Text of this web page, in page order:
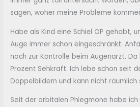
sagen, woher meine Probleme
Habe als Kind eine Schiel OP gehabt,
Auge immer schon eingeschränkt.
noch zur Kontrolle beim Augenarzt.
Prozent Sehkraft. Ich lebe schon seit
Doppelbildern und kann nicht räumlich
Seit der orbitalen Phlegmone habe ich